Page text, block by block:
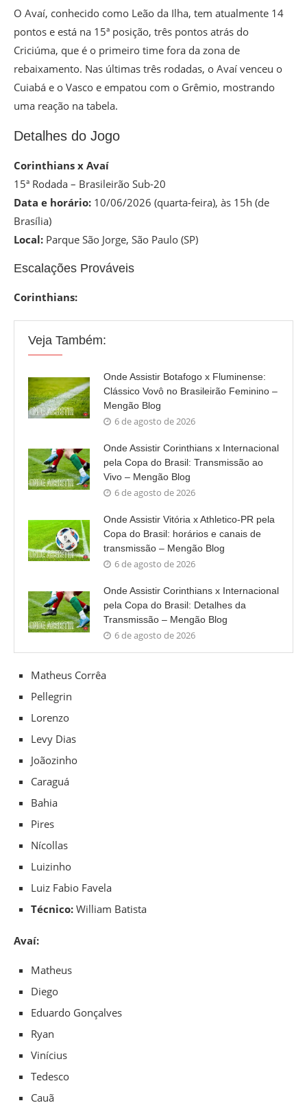
O Avaí, conhecido como Leão da Ilha, tem atualmente 14
pontos e está na 15ª posição, três pontos atrás do
Criciúma, que é o primeiro time fora da zona de
rebaixamento. Nas últimas três rodadas, o Avaí venceu o
Cuiabá e o Vasco e empatou com o Grêmio, mostrando
uma reação na tabela.
Detalhes do Jogo
Corinthians x Avaí
15ª Rodada – Brasileirão Sub-20
Data e horário: 10/06/2026 (quarta-feira), às 15h (de
Brasília)
Local: Parque São Jorge, São Paulo (SP)
Escalações Prováveis
Corinthians:
Veja Também:
Onde Assistir Botafogo x Fluminense:
Clássico Vovô no Brasileirão Feminino –
Mengão Blog
6 de agosto de 2026
Onde Assistir Corinthians x Internacional
pela Copa do Brasil: Transmissão ao
Vivo – Mengão Blog
6 de agosto de 2026
Onde Assistir Vitória x Athletico-PR pela
Copa do Brasil: horários e canais de
transmissão – Mengão Blog
6 de agosto de 2026
Onde Assistir Corinthians x Internacional
pela Copa do Brasil: Detalhes da
Transmissão – Mengão Blog
6 de agosto de 2026
Matheus Corrêa
Pellegrin
Lorenzo
Levy Dias
Joãozinho
Caraguá
Bahia
Pires
Nícollas
Luizinho
Luiz Fabio Favela
Técnico: William Batista
Avaí:
Matheus
Diego
Eduardo Gonçalves
Ryan
Vinícius
Tedesco
Cauã